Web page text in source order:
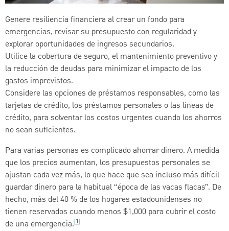
Genere resiliencia financiera al crear un fondo para
emergencias, revisar su presupuesto con regularidad y
explorar oportunidades de ingresos secundarios.
Utilice la cobertura de seguro, el mantenimiento preventivo y
la reducción de deudas para minimizar el impacto de los
gastos imprevistos.
Considere las opciones de préstamos responsables, como las
tarjetas de crédito, los préstamos personales o las líneas de
crédito, para solventar los costos urgentes cuando los ahorros
no sean suficientes.
Para varias personas es complicado ahorrar dinero. A medida
que los precios aumentan, los presupuestos personales se
ajustan cada vez más, lo que hace que sea incluso más difícil
guardar dinero para la habitual “época de las vacas flacas”. De
hecho, más del 40 % de los hogares estadounidenses no
tienen reservados cuando menos $1,000 para cubrir el costo
de una emergencia.[1]